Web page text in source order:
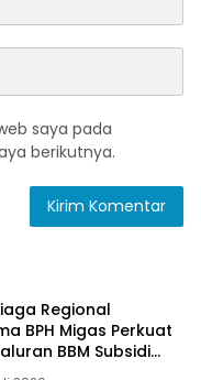
saya pada
berikutnya.
Regional
BPH Migas Perkuat
BBM Subsidi
Aplikasi XSTAR